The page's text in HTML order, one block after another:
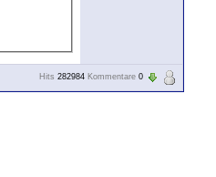
Hits 282984 Kommentare 0